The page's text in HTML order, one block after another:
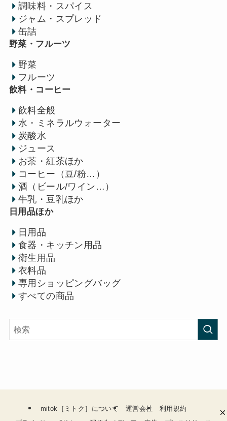
調味料・スパイス
ジャム・スプレッド
缶詰
野菜・フルーツ
野菜
フルーツ
飲料・コーヒー
飲料全般
水・ミネラルウォーター
炭酸水
ジュース
お茶・紅茶ほか
コーヒー（豆/粉…）
酒（ビール/ワイン…）
牛乳・豆乳ほか
日用品ほか
日用品
食器・キッチン用品
衛生用品
衣料品
専用ショッピングバッグ
すべての商品
mitok［ミトク］について 運営会社
利用規約